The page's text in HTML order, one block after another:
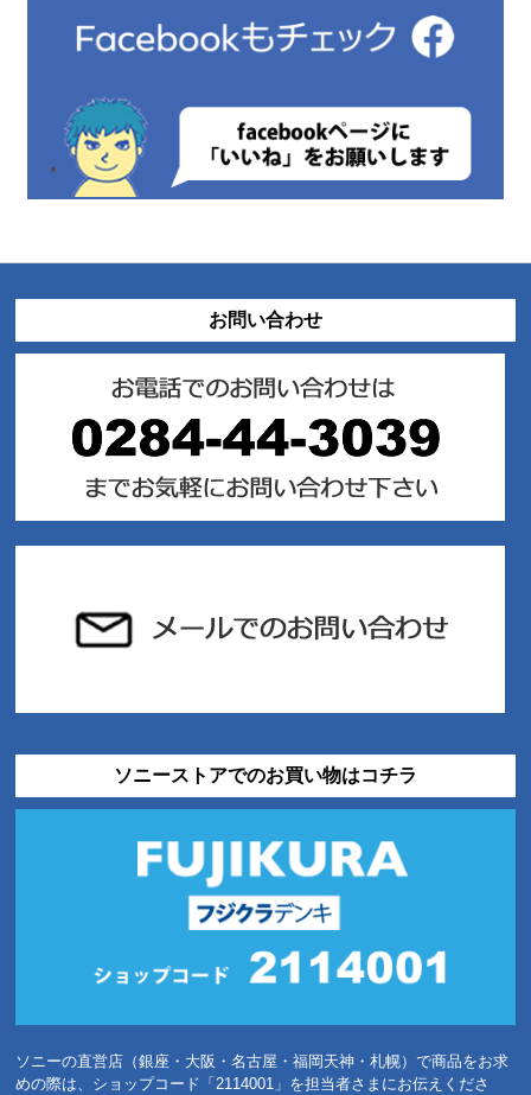
お問い合わせ
ソニーストアでのお買い物はコチラ
ソニーの直営店（銀座・大阪・名古屋・福岡天神・札幌）で商品をお求
めの際は、ショップコード「2114001」を担当者さまにお伝えくださ